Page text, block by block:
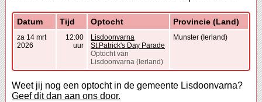
Datum Tijd Optocht Provincie (Land)
za 14 mrt
2026
12:00
uur
Lisdoonvarna
St.Patrick's Day Parade
Optocht van
Lisdoonvarna (Ierland)
Munster (Ierland)
Weet jij nog een optocht in de gemeente Lisdoonvarna?
Geef dit dan aan ons door.